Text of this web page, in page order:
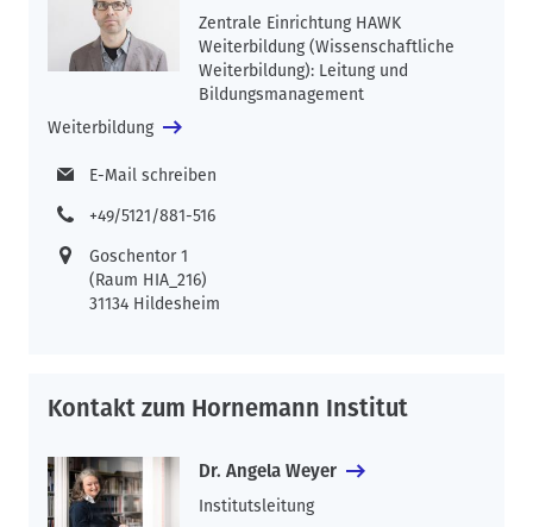
Zentrale Einrichtung HAWK
Weiterbildung (Wissenschaftliche
Weiterbildung): Leitung und
Bildungsmanagement
Weiterbildung
E-Mail schreiben
+49/5121/881-516
Goschentor 1
(Raum HIA_216)
31134 Hildesheim
Kontakt zum Hornemann Institut
Dr. Angela Weyer
Institutsleitung